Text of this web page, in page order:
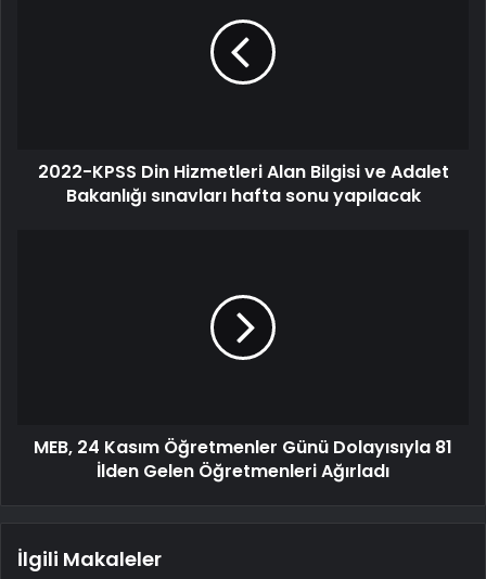
2022-KPSS Din Hizmetleri Alan Bilgisi ve Adalet
Bakanlığı sınavları hafta sonu yapılacak
MEB, 24 Kasım Öğretmenler Günü Dolayısıyla 81
İlden Gelen Öğretmenleri Ağırladı
İlgili Makaleler